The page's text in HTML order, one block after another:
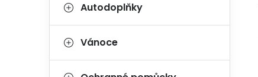
Autodoplňky
Vánoce